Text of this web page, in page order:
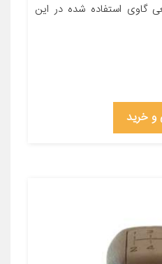
گاوی استفاده شده در این
و خرید